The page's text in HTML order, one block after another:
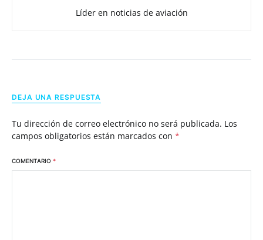
Líder en noticias de aviación
DEJA UNA RESPUESTA
Tu dirección de correo electrónico no será publicada. Los
campos obligatorios están marcados con *
COMENTARIO *